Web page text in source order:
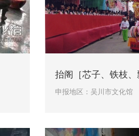
抬阁［芯子、铁枝、
申报地区： 吴川市文化馆